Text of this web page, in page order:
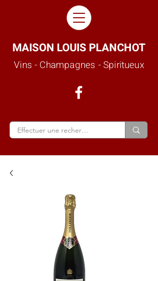
MAISON LOUIS PLANCHOT
Vins - Champagnes - Spiritueux